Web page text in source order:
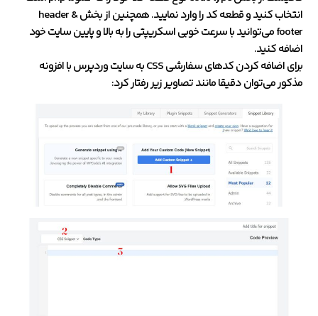
انتخاب کنید و قطعه کد را وارد نمایید. همچنین از بخش header &
footer می‌توانید با سرعت خوبی اسکریپتی را به بالا و پایین سایت خود
اضافه کنید.
برای اضافه کردن کدهای سفارشی CSS به سایت وردپرس با افزونه
مذکور می‌توان دقیقا مانند تصاویر زیر رفتار کرد: